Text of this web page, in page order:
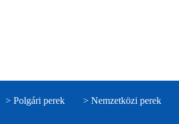
> Polgári perek > Nemzetközi perek